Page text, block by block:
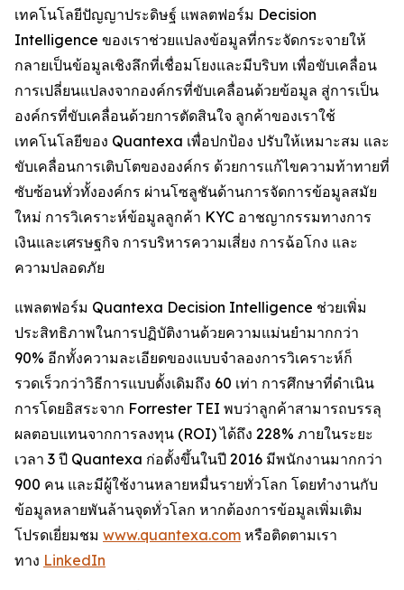
เทคโนโลยีปัญญาประดิษฐ์ แพลตฟอร์ม Decision
Intelligence ของเราช่วยแปลงข้อมูลที่กระจัดกระจายให้
กลายเป็นข้อมูลเชิงลึกที่เชื่อมโยงและมีบริบท เพื่อขับเคลื่อน
การเปลี่ยนแปลงจากองค์กรที่ขับเคลื่อนด้วยข้อมูล สู่การเป็น
องค์กรที่ขับเคลื่อนด้วยการตัดสินใจ ลูกค้าของเราใช้
เทคโนโลยีของ Quantexa เพื่อปกป้อง ปรับให้เหมาะสม และ
ขับเคลื่อนการเติบโตขององค์กร ด้วยการแก้ไขความท้าทายที่
ซับซ้อนทั่วทั้งองค์กร ผ่านโซลูชันด้านการจัดการข้อมูลสมัย
ใหม่ การวิเคราะห์ข้อมูลลูกค้า KYC อาชญากรรมทางการ
เงินและเศรษฐกิจ การบริหารความเสี่ยง การฉ้อโกง และ
ความปลอดภัย
แพลตฟอร์ม Quantexa Decision Intelligence ช่วยเพิ่ม
ประสิทธิภาพในการปฏิบัติงานด้วยความแม่นยำมากกว่า
90% อีกทั้งความละเอียดของแบบจำลองการวิเคราะห์ก็
รวดเร็วกว่าวิธีการแบบดั้งเดิมถึง 60 เท่า การศึกษาที่ดำเนิน
การโดยอิสระจาก Forrester TEI พบว่าลูกค้าสามารถบรรลุ
ผลตอบแทนจากการลงทุน (ROI) ได้ถึง 228% ภายในระยะ
เวลา 3 ปี Quantexa ก่อตั้งขึ้นในปี 2016 มีพนักงานมากกว่า
900 คน และมีผู้ใช้งานหลายหมื่นรายทั่วโลก โดยทำงานกับ
ข้อมูลหลายพันล้านจุดทั่วโลก หากต้องการข้อมูลเพิ่มเติม
โปรดเยี่ยมชม www.quantexa.com หรือติดตามเรา
ทาง LinkedIn